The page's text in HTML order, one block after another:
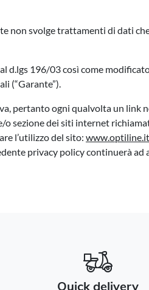
non svolge trattamenti di dati
196/03 così come
(“Garante”).
pertanto ogni qualvolta un link
sezione dei siti internet
l’utilizzo del sito: www.optiline.it
privacy policy continuerà ad
Quick delivery